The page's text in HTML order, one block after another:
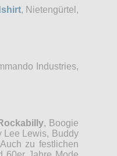
, Nietengürtel,
Industries,
, Boogie
Lee Lewis, Buddy
zu festlichen